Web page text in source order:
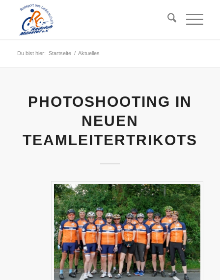
Du bist hier: Startseite / Aktuelles
PHOTOSHOOTING IN
NEUEN
TEAMLEITERTRIKOTS